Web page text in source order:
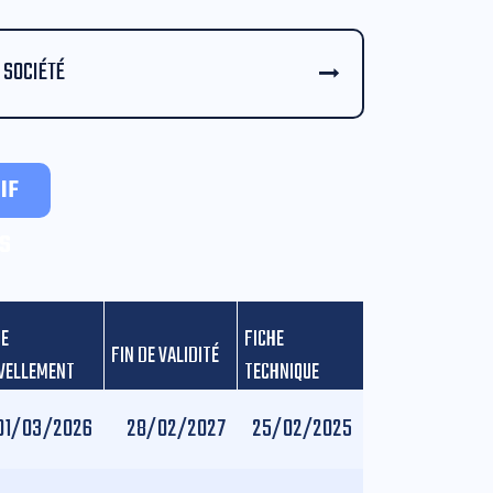
SOCIÉTÉ
FIN DE VALIDITÉ
FICHE
TECHNIQUE
03/2026 28/02/2027 25/02/2025